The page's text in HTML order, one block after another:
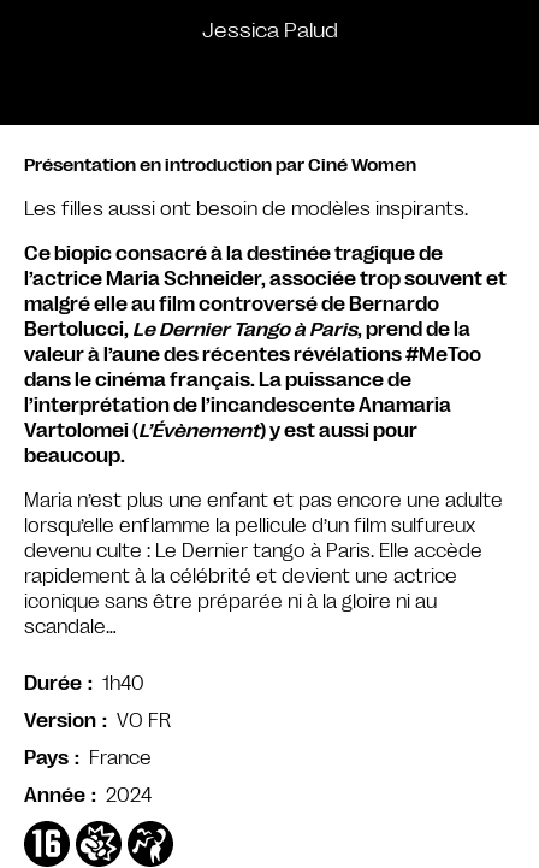
Jessica Palud
Présentation en introduction par Ciné Women
Les filles aussi ont besoin de modèles inspirants.
Ce biopic consacré à la destinée tragique de
l’actrice Maria Schneider, associée trop souvent et
malgré elle au film controversé de Bernardo
Bertolucci, Le Dernier Tango à Paris, prend de la
valeur à l’aune des récentes révélations #MeToo
dans le cinéma français. La puissance de
l’interprétation de l’incandescente Anamaria
Vartolomei (L’Évènement) y est aussi pour
beaucoup.
Maria n’est plus une enfant et pas encore une adulte
lorsqu’elle enflamme la pellicule d’un film sulfureux
devenu culte : Le Dernier tango à Paris. Elle accède
rapidement à la célébrité et devient une actrice
iconique sans être préparée ni à la gloire ni au
scandale…
Durée
1h40
Version
VO FR
Pays
France
Année
2024